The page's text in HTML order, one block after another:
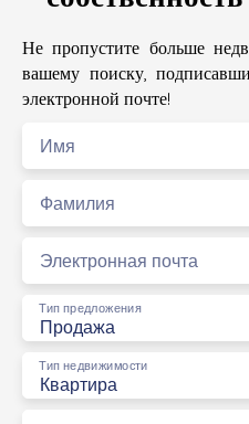
Не пропустите больше
вашему поиску,
электронной почте!
Имя
Фамилия
Электронная почта
Продажа
Тип предложения
Квартира
Тип недвижимости